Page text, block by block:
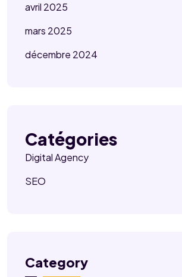
avril 2025
mars 2025
décembre 2024
Catégories
Digital Agency
SEO
Category